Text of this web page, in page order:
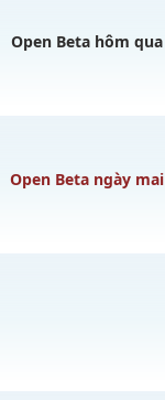
Open Beta hôm qua
06/08/2626
Open Beta ngày mai